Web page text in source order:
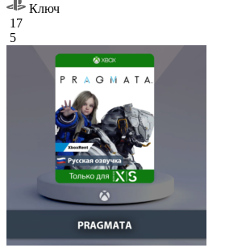
Ключ
17
5